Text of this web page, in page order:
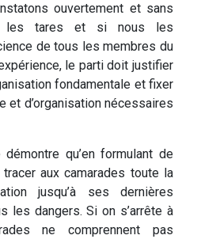
ouvertement et sans
les tares et si nous les
de tous les membres du
le parti doit justifier
fondamentale et fixer
et d’organisation nécessaires
démontre qu’en formulant de
aux camarades toute la
jusqu’à ses dernières
les dangers. Si on s’arrête à
ne comprennent pas